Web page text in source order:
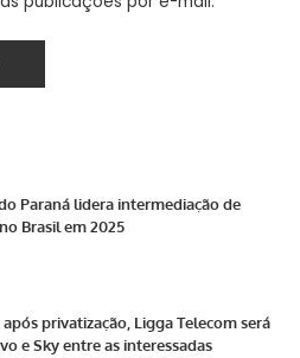
Paraná lidera intermediação de
Brasil em 2025
após privatização, Ligga Telecom será
e Sky entre as interessadas